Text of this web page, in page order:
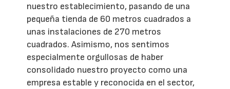
nuestro establecimiento, pasando de una
pequeña tienda de 60 metros cuadrados a
unas instalaciones de 270 metros
cuadrados. Asimismo, nos sentimos
especialmente orgullosas de haber
consolidado nuestro proyecto como una
empresa estable y reconocida en el sector,